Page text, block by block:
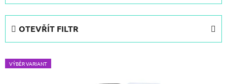
z
p
OTEVŘÍT FILTR
V
ý
VÝBĚR VARIANT